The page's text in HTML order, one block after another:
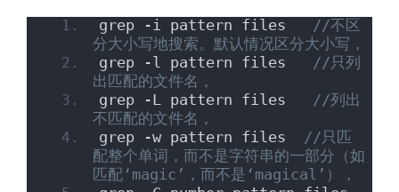
grep -i pattern files //不区
分大小写地搜索。默认情况区分大小写，
grep -l pattern files //只列
出匹配的文件名，
grep -L pattern files //列出
不匹配的文件名，
grep -w pattern files //只匹
配整个单词，而不是字符串的一部分（如
匹配‘magic’，而不是‘magical’），